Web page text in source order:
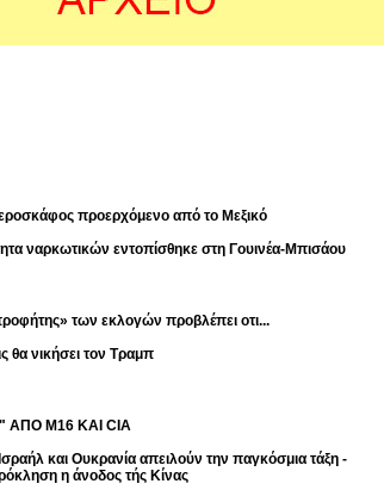
προερχόμενο από το Μεξικό
ναρκωτικών εντοπίσθηκε στη Γουινέα-Μπισάου
των εκλογών προβλέπει οτι...
θα νικήσει τον Τραμπ
ΑΠΟ Μ16 ΚΑΙ CIA
και Ουκρανία απειλούν την παγκόσμια τάξη -
η άνοδος τής Κίνας